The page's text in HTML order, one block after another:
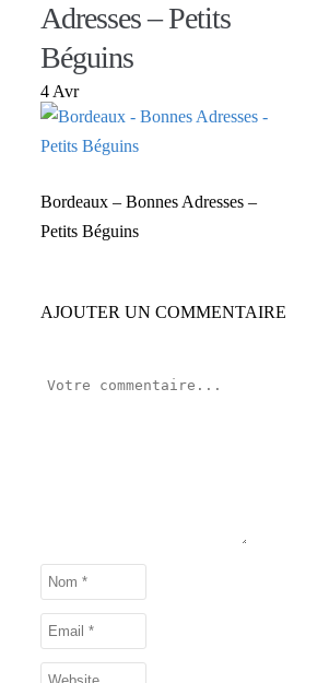
Adresses – Petits
Béguins
4 Avr
Bordeaux – Bonnes Adresses –
Petits Béguins
AJOUTER UN COMMENTAIRE